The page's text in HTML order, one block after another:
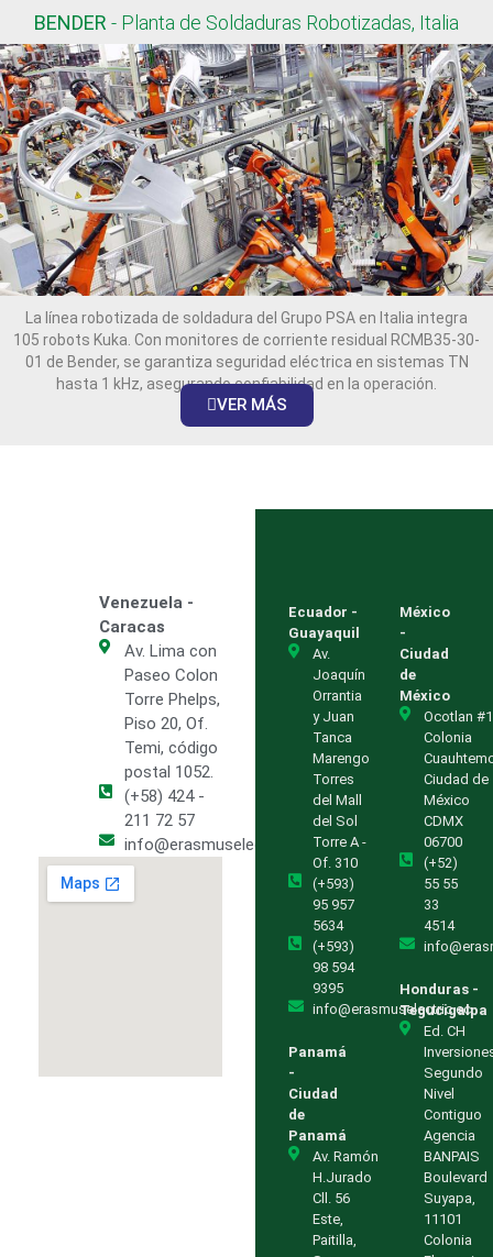
BENDER - Planta de Soldaduras Robotizadas, Italia
La línea robotizada de soldadura del Grupo PSA en Italia integra
105 robots Kuka. Con monitores de corriente residual RCMB35-30-
01 de Bender, se garantiza seguridad eléctrica en sistemas TN
hasta 1 kHz, asegurando confiabilidad en la operación.
VER MÁS
Venezuela -
Caracas
Av. Lima con
Paseo Colon
Torre Phelps,
Piso 20, Of.
Temi, código
postal 1052.
(+58) 424 -
211 72 57
info@erasmuselectric.com.ve
Ecuador -
Guayaquil
Av.
Joaquín
Orrantia
y Juan
Tanca
Marengo
Torres
del Mall
del Sol
Torre A -
Of. 310
(+593)
95 957
5634
(+593)
98 594
9395
info@erasmuselectric.ec
Panamá
-
Ciudad
de
Panamá
Av. Ramón
H.Jurado
Cll. 56
Este,
Paitilla,
México
-
Ciudad
de
México
Ocotlan
Colonia
Ciudad de
México
CDMX
06700
(+52)
55 55
33
4514
Honduras -
Tegucigalpa
Ed. CH
Segundo
Nivel
Contiguo
Agencia
BANPAIS
Boulevard
Suyapa,
11101
Colonia